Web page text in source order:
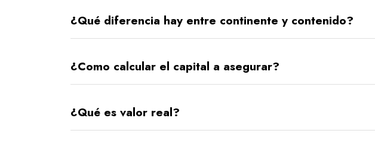
¿Qué diferencia hay entre continente y contenido?
¿Como calcular el capital a asegurar?
¿Qué es valor real?